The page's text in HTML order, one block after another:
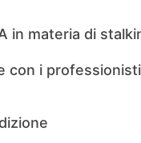
in materia di
con i